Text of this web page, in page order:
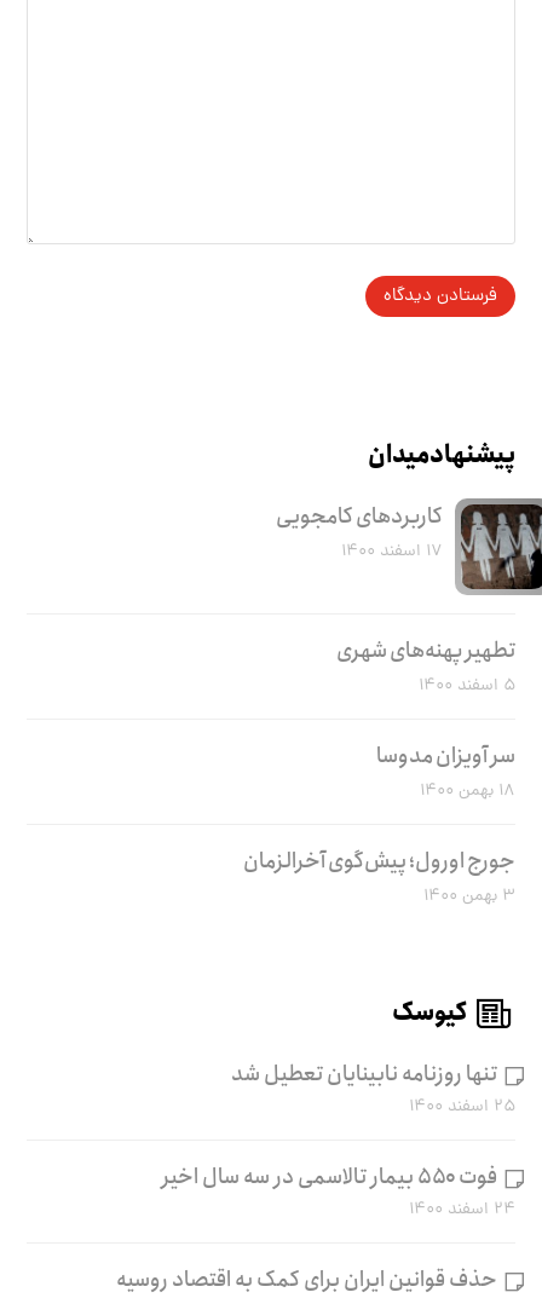
پیشنهاد میدان
کاربرد‌های کامجویی
۱۷ اسفند ۱۴۰۰
تطهیر پهنه‌های شهری
۵ اسفند ۱۴۰۰
سر آویزان مدوسا
۱۸ بهمن ۱۴۰۰
جورج اورول؛ پیش‌گوی آخرالزمان
۳ بهمن ۱۴۰۰
کیوسک
تنها روزنامه نابینایان تعطیل شد
۲۵ اسفند ۱۴۰۰
فوت ۵۵۰ بیمار تالاسمی در سه سال اخیر
۲۴ اسفند ۱۴۰۰
حذف قوانین ایران برای کمک به اقتصاد روسیه